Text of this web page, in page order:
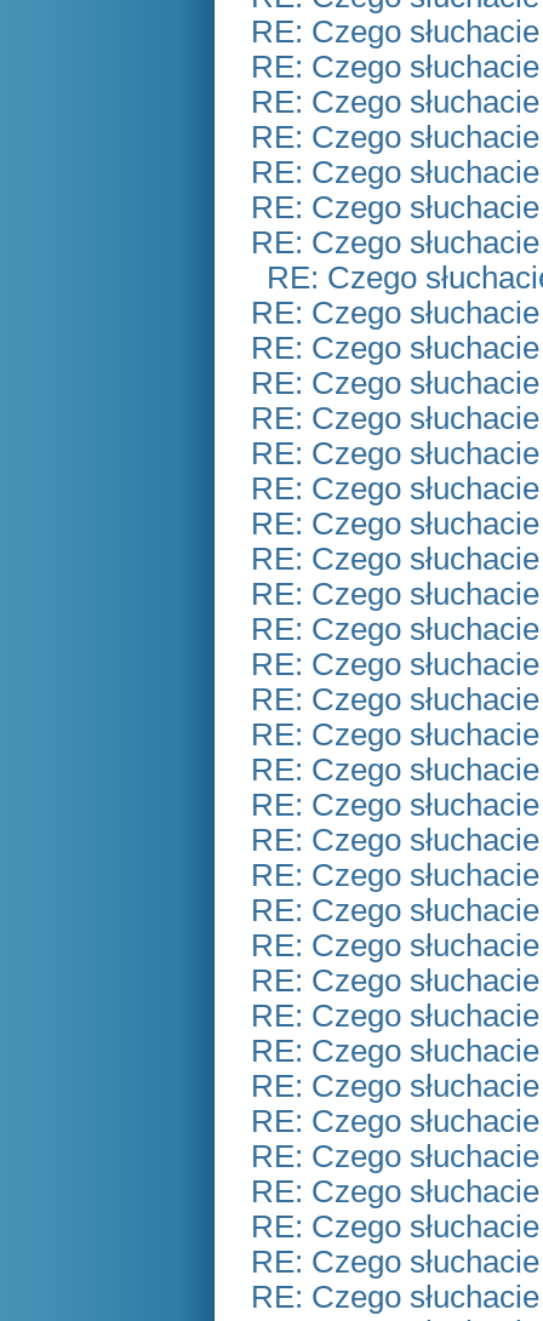
RE: Czego
RE: Czego
RE: Czego
RE: Czego
RE: Czego
RE: Czego
RE: Czego
RE: Czego
RE: Czego
RE: Czego
RE: Czego
RE: Czego
RE: Czego
RE: Czego
RE: Czego
RE: Czego
RE: Czego
RE: Czego
RE: Czego
RE: Czego
RE: Czego
RE: Czego
RE: Czego
RE: Czego
RE: Czego
RE: Czego
RE: Czego
RE: Czego
RE: Czego
RE: Czego
RE: Czego
RE: Czego
RE: Czego
RE: Czego
RE: Czego
RE: Czego
RE: Czego